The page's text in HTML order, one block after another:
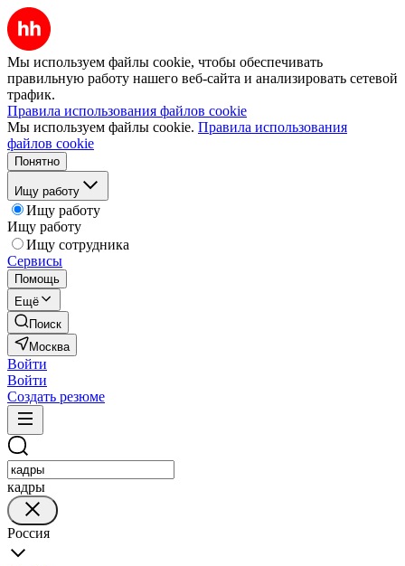
Мы используем файлы cookie, чтобы обеспечивать
правильную работу нашего веб-сайта и анализировать сетевой
трафик.
Правила использования файлов cookie
Мы используем файлы cookie. Правила использования
файлов cookie
Понятно
Ищу работу
Ищу работу
Ищу работу
Ищу сотрудника
Сервисы
Помощь
Ещё
Поиск
Москва
Войти
Войти
Создать резюме
кадры
Россия